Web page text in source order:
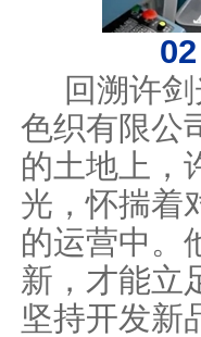
回溯许
色织有限公
的土地上，
光，怀揣着
的运营中。
新，才能立
坚持开发新